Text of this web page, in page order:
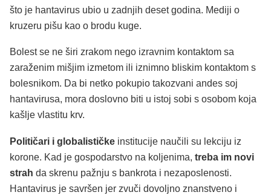
što je hantavirus ubio u zadnjih deset godina. Mediji o
kruzeru pišu kao o brodu kuge.
Bolest se ne širi zrakom nego izravnim kontaktom sa
zaraženim mišjim izmetom ili iznimno bliskim kontaktom s
bolesnikom. Da bi netko pokupio takozvani andes soj
hantavirusa, mora doslovno biti u istoj sobi s osobom koja
kašlje vlastitu krv.
Političari i globalističke institucije naučili su lekciju iz
korone. Kad je gospodarstvo na koljenima, treba im novi
strah da skrenu pažnju s bankrota i nezaposlenosti.
Hantavirus je savršen jer zvuči dovoljno znanstveno i